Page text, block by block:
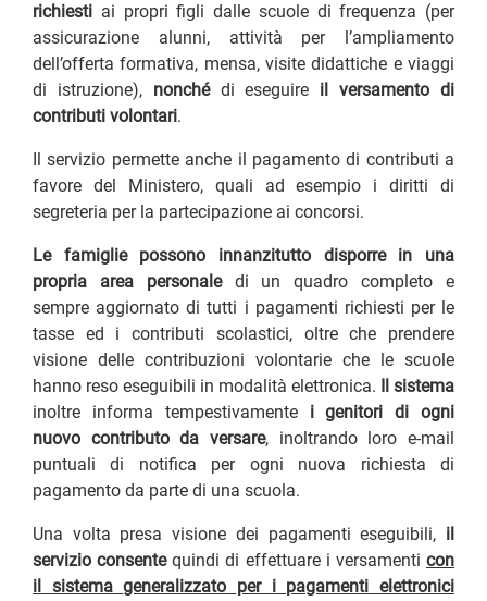
richiesti ai propri figli dalle scuole di frequenza (per
assicurazione alunni, attività per l’ampliamento
dell’offerta formativa, mensa, visite didattiche e viaggi
di istruzione), nonché di eseguire il versamento di
contributi volontari.
Il servizio permette anche il pagamento di contributi a
favore del Ministero, quali ad esempio i diritti di
segreteria per la partecipazione ai concorsi.
Le famiglie possono innanzitutto disporre in una
propria area personaledi un quadro completo e
sempre aggiornato di tutti i pagamenti richiesti per le
tasse ed i contributi scolastici, oltre che prendere
visione delle contribuzioni volontarie che le scuole
hanno reso eseguibili in modalità elettronica. Il sistema
inoltre informa tempestivamente i genitori di ogni
nuovo contributo da versare, inoltrando loro e-mail
puntuali di notifica per ogni nuova richiesta di
pagamento da parte di una scuola.
Una volta presa visione dei pagamenti eseguibili, il
servizio consentequindi di effettuare i versamenticon
il sistema generalizzato per i pagamenti elettronici